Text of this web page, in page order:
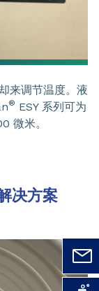
来调节温度。液
® ESY 系列可为
微米。
决方案